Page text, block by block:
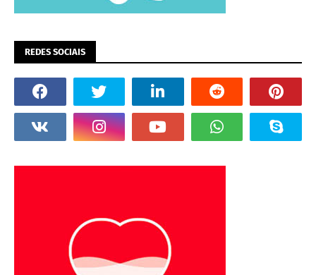
REDES SOCIAIS